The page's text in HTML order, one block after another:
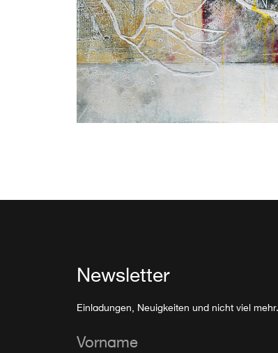
Newsletter
Einladungen, Neuigkeiten und nicht viel mehr.